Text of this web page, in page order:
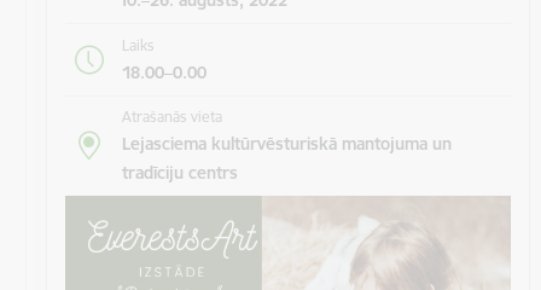
Laiks
18.00–0.00
Atrašanās vieta
Lejasciema kultūrvēsturiskā mantojuma un
tradīciju centrs